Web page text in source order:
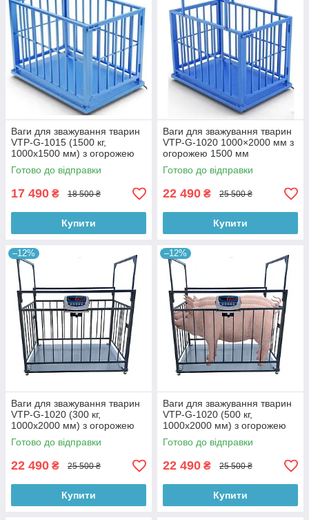
Ваги для зважування тварин
VTP-G-1015 (1500 кг,
1000х1500 мм) з огорожею
900 мм
Готово до відправки
17 490 ₴ 18 500 ₴
Купити
Ваги для зважування тварин
VTP-G-1020 1000×2000 мм з
огорожею 1500 мм
Готово до відправки
22 490 ₴ 25 500 ₴
Купити
–12%
Ваги для зважування тварин
VTP-G-1020 (300 кг,
1000х2000 мм) з огорожею
1500 мм
Готово до відправки
22 490 ₴ 25 500 ₴
Купити
–12%
Ваги для зважування тварин
VTP-G-1020 (500 кг,
1000х2000 мм) з огорожею
1500 мм
Готово до відправки
22 490 ₴ 25 500 ₴
Купити